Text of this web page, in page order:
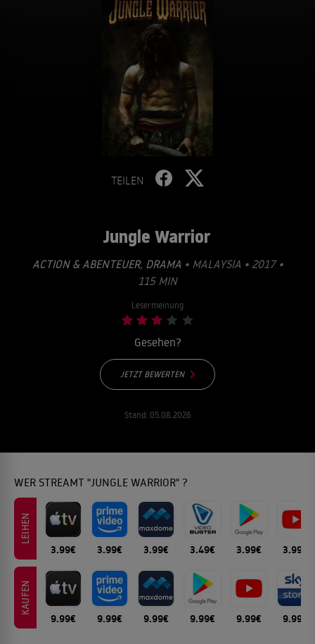
TEILEN
Jungle Warrior
ACTION & ABENTEUER, DRAMA • MALAYSIA • 2017 •
115 MIN
Lesermeinung
Gesehen?
JETZT BEWERTEN
Stand: 05.08.2026
WER STREAMT "JUNGLE WARRIOR" ?
LEIHEN
3.99€ 3.99€ 3.99€ 3.49€ 3.99€ 3.99€
KAUFEN
9.99€ 9.99€ 9.99€ 9.99€ 9.99€ 9.99€